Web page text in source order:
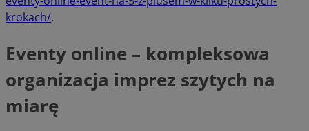
krokach/.
Eventy online – kompleksowa
organizacja imprez szytych na
miarę